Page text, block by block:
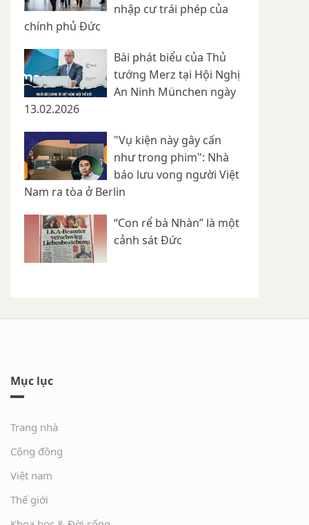
nhập cư trái phép của
chính phủ Đức
Bài phát biểu của Thủ
tướng Merz tại Hội Nghị
An Ninh München ngày
13.02.2026
"Vụ kiện này gây cấn
như trong phim": Nhà
báo lưu vong người Việt
Nam ra tòa ở Berlin
“Con rể bà Nhàn” là một
cảnh sát Đức
Mục lục
Trang nhà
Cộng đồng
Việt nam
Thế giới